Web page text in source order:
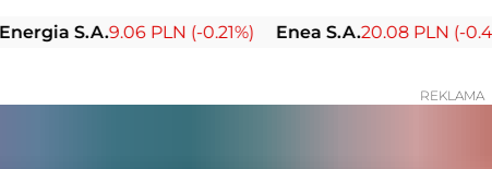
S.A.9.06 PLN (-0.21%) Enea S.A.20.08 PLN (-0.40%)
REKLAMA